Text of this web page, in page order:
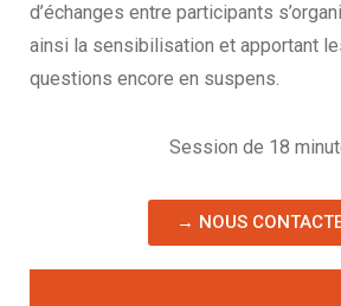
d’échanges entre participants
ainsi la sensibilisation et apportant
questions encore en suspens.
Session de 18
→ NOUS